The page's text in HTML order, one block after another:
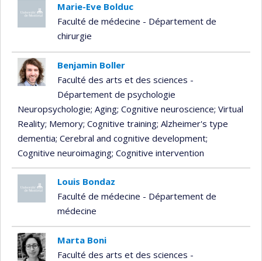
Marie-Eve Bolduc
Faculté de médecine - Département de
chirurgie
Benjamin Boller
Faculté des arts et des sciences -
Département de psychologie
Neuropsychologie; Aging; Cognitive neuroscience; Virtual
Reality; Memory; Cognitive training; Alzheimer's type
dementia; Cerebral and cognitive development;
Cognitive neuroimaging; Cognitive intervention
Louis Bondaz
Faculté de médecine - Département de
médecine
Marta Boni
Faculté des arts et des sciences -